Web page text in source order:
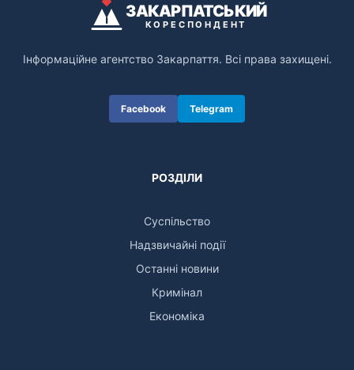
ЗАКАРПАТСЬКИЙ
КОРЕСПОНДЕНТ
Інформаційне агентство Закарпаття. Всі права захищені.
Facebook Telegram
РОЗДІЛИ
Суспільство
Надзвичайні події
Останні новини
Кримінал
Економіка